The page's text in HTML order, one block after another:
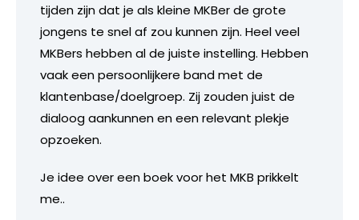
tijden zijn dat je als kleine MKBer de grote
jongens te snel af zou kunnen zijn. Heel veel
MKBers hebben al de juiste instelling. Hebben
vaak een persoonlijkere band met de
klantenbase/doelgroep. Zij zouden juist de
dialoog aankunnen en een relevant plekje
opzoeken.
Je idee over een boek voor het MKB prikkelt
me..